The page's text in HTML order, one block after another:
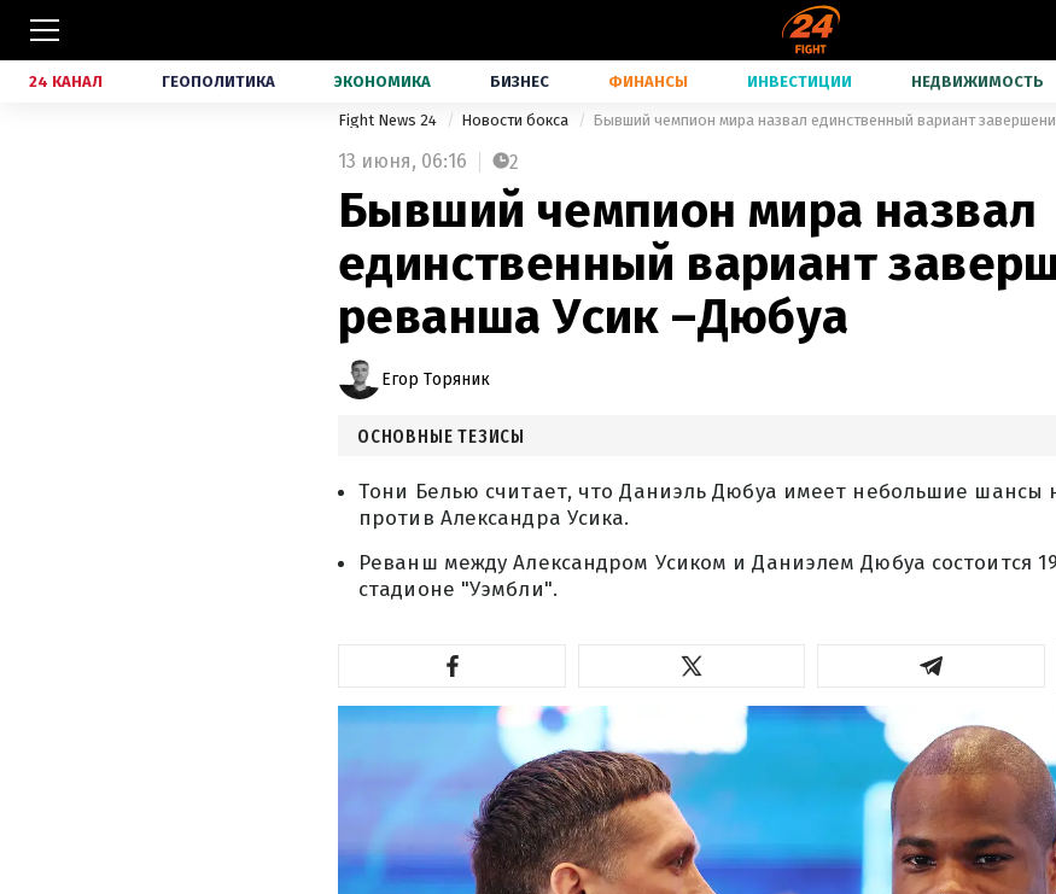
24 КАНАЛ ГЕОПОЛИТИКА ЭКОНОМИКА БИЗНЕС ФИНАНСЫ ИНВЕСТИЦИИ НЕДВИЖИМОСТЬ
Fight News 24 Новости бокса Бывший чемпион мира назвал единственный вариант
13 июня, 06:16 2
Бывший чемпион мира назвал
единственный вариант
реванша Усик –Дюбуа
Егор Торяник
ОСНОВНЫЕ ТЕЗИСЫ
Тони Белью считает, что Даниэль Дюбуа имеет небольшие шансы
против Александра Усика.
Реванш между Александром Усиком и Даниэлем Дюбуа состоится
стадионе "Уэмбли".